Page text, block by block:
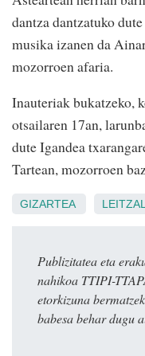
dantza dantzatuko
musika izanen da
mozorroen afaria.
Inauteriak bukatzeko,
otsailaren 17an,
dute Igandea
Tartean, mozorroen
GIZARTEA
Publizitatea eta
nahikoa TTIPI-
etorkizuna
babesa behar dugu